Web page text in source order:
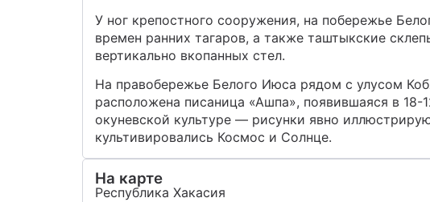
У ног крепостного сооружения, на побережье
времен ранних тагаров, а также таштыкские
вертикально вкопанных стел.
На правобережье Белого Июса рядом с улусом
расположена писаница «Ашпа», появившаяся в
окуневской культуре — рисунки явно
культивировались Космос и Солнце.
На карте
Республика Хакасия